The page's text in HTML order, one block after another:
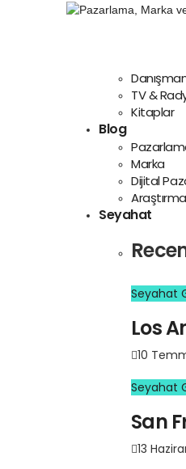
TV &
Kitaplar
Blog
Marka
Dijital
Araştırma
Seyahat
Seyahat
Los
10
Seyahat
San
13